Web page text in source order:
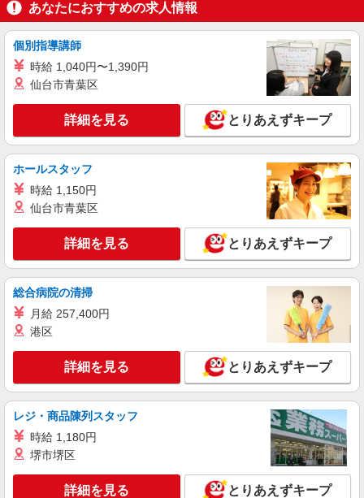
あなたにおすすめの求人情報
個別指導講師
時給 1,040円〜1,390円
仙台市青葉区
詳細を見る とりあえずキープ
ホールスタッフ
時給 1,150円
仙台市青葉区
詳細を見る とりあえずキープ
総合病院の清掃
月給 257,400円
港区
詳細を見る とりあえずキープ
レジ・商品陳列スタッフ
時給 1,180円
堺市堺区
詳細を見る とりあえずキープ